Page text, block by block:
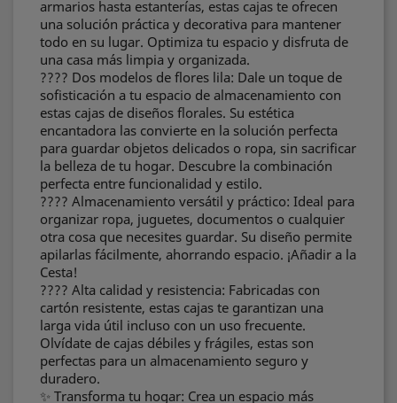
armarios hasta estanterías, estas cajas te ofrecen
una solución práctica y decorativa para mantener
todo en su lugar. Optimiza tu espacio y disfruta de
una casa más limpia y organizada.
???? Dos modelos de flores lila: Dale un toque de
sofisticación a tu espacio de almacenamiento con
estas cajas de diseños florales. Su estética
encantadora las convierte en la solución perfecta
para guardar objetos delicados o ropa, sin sacrificar
la belleza de tu hogar. Descubre la combinación
perfecta entre funcionalidad y estilo.
???? Almacenamiento versátil y práctico: Ideal para
organizar ropa, juguetes, documentos o cualquier
otra cosa que necesites guardar. Su diseño permite
apilarlas fácilmente, ahorrando espacio. ¡Añadir a la
Cesta!
???? Alta calidad y resistencia: Fabricadas con
cartón resistente, estas cajas te garantizan una
larga vida útil incluso con un uso frecuente.
Olvídate de cajas débiles y frágiles, estas son
perfectas para un almacenamiento seguro y
duradero.
✨ Transforma tu hogar: Crea un espacio más